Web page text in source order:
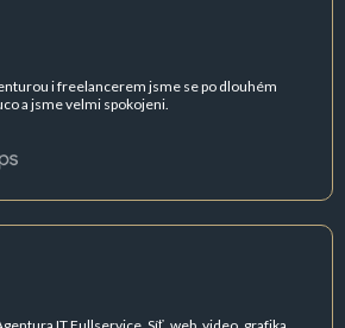
i freelancerem jsme se po dlouhém
a jsme velmi spokojeni.